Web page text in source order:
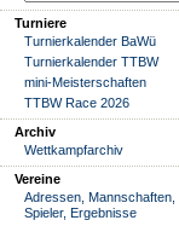
Turniere
Turnierkalender BaWü
Turnierkalender TTBW
mini-Meisterschaften
TTBW Race 2026
Archiv
Wettkampfarchiv
Vereine
Adressen, Mannschaften,
Spieler, Ergebnisse